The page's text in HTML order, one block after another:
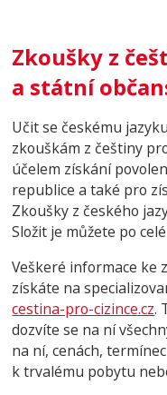
Zkoušky z
a státní
Učit se českému
zkouškám z češtiny
účelem získání
republice a také pro
Zkoušky z českého
Složit je můžete po
Veškeré informace ke
získáte na
cestina-pro-cizince.cz.
dozvíte se na ní
na ní, cenách,
k trvalému pobytu